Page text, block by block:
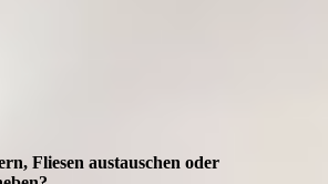
Fliesen austauschen oder